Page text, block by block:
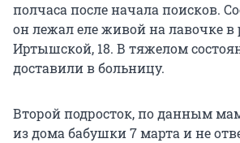
полчаса после начала поисков.
он лежал еле живой на лавочке в
Иртышской, 18. В тяжелом
доставили в больницу.
Второй подросток, по данным
из дома бабушки 7 марта и не